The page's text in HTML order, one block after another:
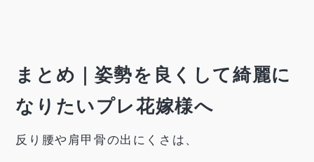
まとめ｜姿勢を良くして綺麗に
なりたいプレ花嫁様へ
反り腰や肩甲骨の出にくさは、